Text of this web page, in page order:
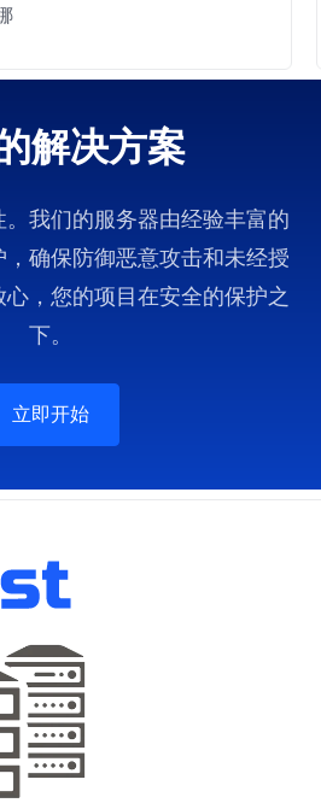
解决方案
我们的服务器由经验丰富的
确保防御恶意攻击和未经授
，您的项目在安全的保护之
下。
立即开始